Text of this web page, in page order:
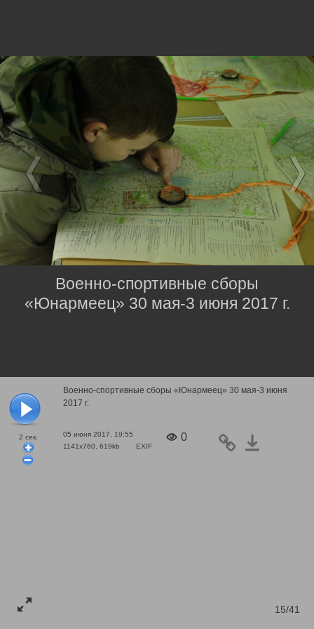
2 сек.
Военно-спортивные сборы «Юнармеец» 30 мая-3 июня
2017 г.
05 июня 2017, 19:55
1141x760, 619kb
EXIF
0
15/41
Военно-спортивные сборы
«Юнармеец» 30 мая-3 июня 2017 г.